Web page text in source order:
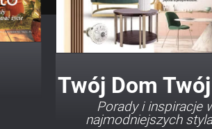
Twój Dom
Porady i inspiracje
najmodniejszych